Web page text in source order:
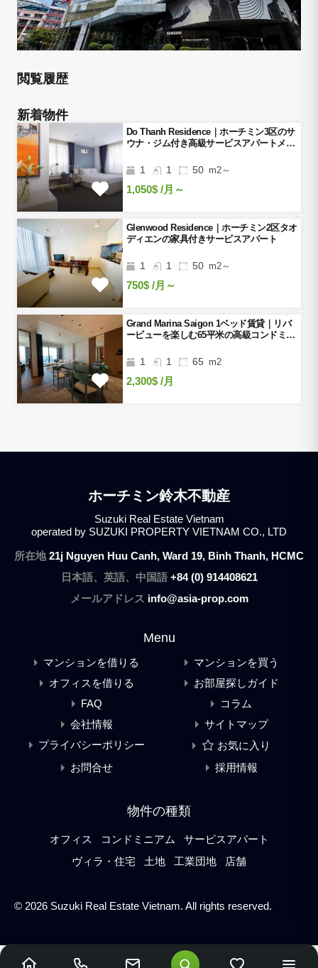
閲覧履歴
新着物件
Do Thanh Residence｜ホーチミン3区のサ
ウナ・ジム付き高級サービスアパートメン
1 1 50 m2～
1,050$ /月～
Glenwood Residence｜ホーチミン2区タオ
ディエンの家具付きサービスアパート
1 1 50 m2～
750$ /月～
Grand Marina Saigon 1ベッド賃貸｜リバ
ービューを楽しむ65平米の高級コンドミニ
1 1 65 m2
2,300$ /月
ホーチミン鈴木不動産
Suzuki Real Estate Vietnam
operated by SUZUKI PROPERTY VIETNAM CO., LTD
所在地21j Nguyen Huu Canh, Ward 19, Binh Thanh, HCMC
日本語、英語、中国語 +84 (0) 914408621
メールアドレス info@asia-prop.com
Menu
マンションを借りる
マンションを買う
オフィスを借りる
お部屋探しガイド
FAQ
コラム
会社情報
サイトマップ
プライバシーポリシー
お気に入り
お問合せ
採用情報
物件の種類
オフィス コンドミニアム
サービスアパート
ヴィラ・住宅
土地 工業団地 店舗
© 2026 Suzuki Real Estate Vietnam. All rights reserved.